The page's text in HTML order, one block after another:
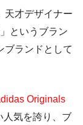
天才デザイナー
というブラン
ブランドとして
Originals
人気を誇り、ブ